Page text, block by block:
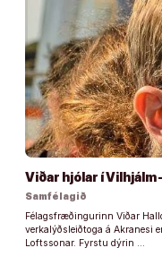
Viðar hjólar í Vilhjálm
Samfélagið
Félagsfræðingurinn Viðar
verkalýðsleiðtoga á Akranesi
Loftssonar. Fyrstu dýrin …